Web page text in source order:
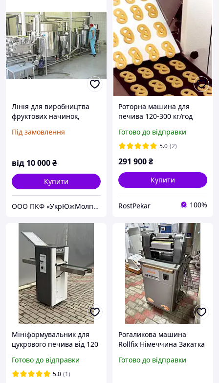
Лінія для виробництва
фруктових начинок,
Під замовлення
від 10 000₴
Купити
ООО ПКФ «УкрЮжМолпром»
Роторна машина для
печива 120-300 кг/год
Готово до відправки
5.0 (2)
291 900₴
Купити
RostPekar 100%
Мініформувальник для
цукрового печива від 120
Готово до відправки
5.0 (1)
Рогаликова машина
Rollfix Німеччина Закатка
Круассаномат
Готово до відправки